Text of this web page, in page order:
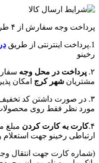
پرداخت وجه سفارش از ۴ طریق امکان پذیر می‌باشد:
1.پرداخت اینترنتی از طریق
رخینو
۲. پرداخت در محل وجه
مشتریان شهر کرج امکان
۳. در صورت داشتن کد
مورد نظر فقط روی
۴. کارت به کارت کردن مبلغ
ارتباطی رخینو جهت استعلام